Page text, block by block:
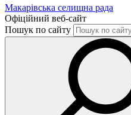
Макарівська селищна рада
Офіційний веб-сайт
Пошук по сайту